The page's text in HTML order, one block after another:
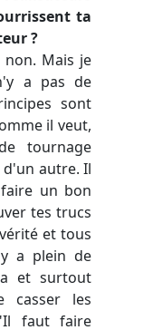
ta
?
non. Mais je
a pas de
sont
il veut,
tournage
autre. Il
un bon
tes trucs
et tous
a plein de
et surtout
casser les
faut faire